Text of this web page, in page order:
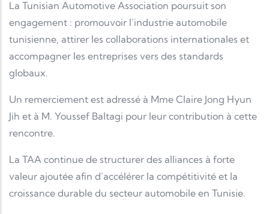
La Tunisian Automotive Association poursuit son
engagement : promouvoir l’industrie automobile
tunisienne, attirer les collaborations internationales et
accompagner les entreprises vers des standards
globaux.
Un remerciement est adressé à Mme Claire Jong Hyun
Jih et à M. Youssef Baltagi pour leur contribution à cette
rencontre.
La TAA continue de structurer des alliances à forte
valeur ajoutée afin d’accélérer la compétitivité et la
croissance durable du secteur automobile en Tunisie.